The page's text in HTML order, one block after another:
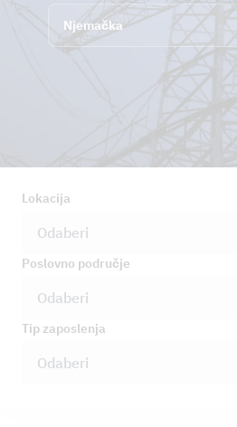
GRUPACIJA CTEAM
Njemačka
Lokacija
Odaberi
Poslovno područje
Odaberi
Tip zaposlenja
Odaberi